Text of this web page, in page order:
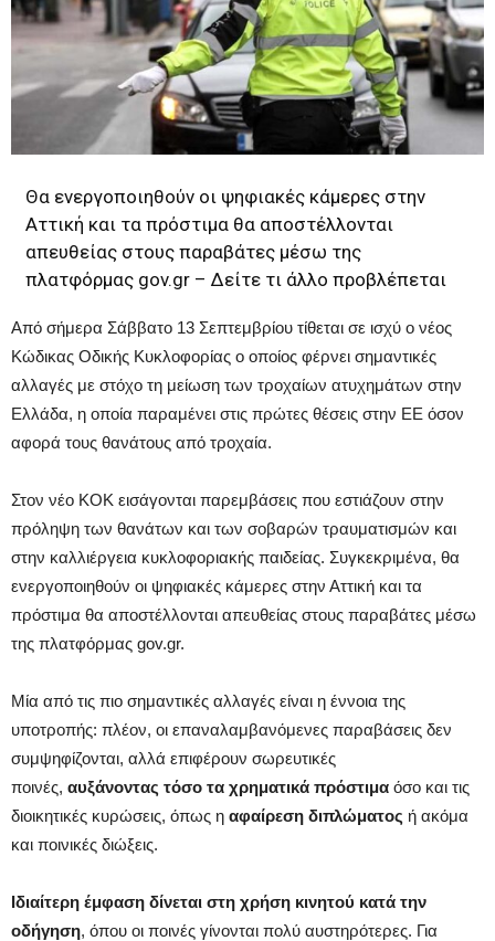
Θα ενεργοποιηθούν οι ψηφιακές κάμερες στην
Αττική και τα πρόστιμα θα αποστέλλονται
απευθείας στους παραβάτες μέσω της
πλατφόρμας gov.gr – Δείτε τι άλλο προβλέπεται
Από σήμερα Σάββατο 13 Σεπτεμβρίου τίθεται σε ισχύ ο νέος
Κώδικας Οδικής Κυκλοφορίας ο οποίος φέρνει σημαντικές
αλλαγές με στόχο τη μείωση των τροχαίων ατυχημάτων στην
Ελλάδα, η οποία παραμένει στις πρώτες θέσεις στην ΕΕ όσον
αφορά τους θανάτους από τροχαία.
Στον νέο ΚΟΚ εισάγονται παρεμβάσεις που εστιάζουν στην
πρόληψη των θανάτων και των σοβαρών τραυματισμών και
στην καλλιέργεια κυκλοφοριακής παιδείας. Συγκεκριμένα, θα
ενεργοποιηθούν οι ψηφιακές κάμερες στην Αττική και τα
πρόστιμα θα αποστέλλονται απευθείας στους παραβάτες μέσω
της πλατφόρμας gov.gr.
Μία από τις πιο σημαντικές αλλαγές είναι η έννοια της
υποτροπής: πλέον, οι επαναλαμβανόμενες παραβάσεις δεν
συμψηφίζονται, αλλά επιφέρουν σωρευτικές
ποινές, αυξάνοντας τόσο τα χρηματικά πρόστιμα όσο και τις
διοικητικές κυρώσεις, όπως η αφαίρεση διπλώματος ή ακόμα
και ποινικές διώξεις.
Ιδιαίτερη έμφαση δίνεται στη χρήση κινητού κατά την
οδήγηση, όπου οι ποινές γίνονται πολύ αυστηρότερες. Για